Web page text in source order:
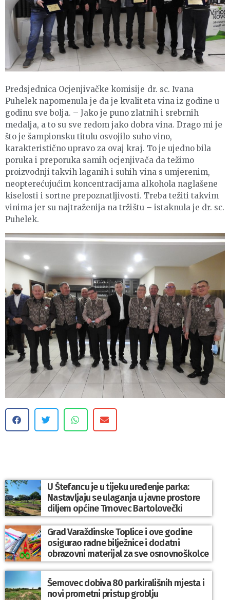
Predsjednica Ocjenjivačke komisije dr. sc. Ivana
Puhelek napomenula je da je kvaliteta vina iz godine u
godinu sve bolja. – Jako je puno zlatnih i srebrnih
medalja, a to su sve redom jako dobra vina. Drago mi je
što je šampionsku titulu osvojilo suho vino,
karakteristično upravo za ovaj kraj. To je ujedno bila
poruka i preporuka samih ocjenjivača da težimo
proizvodnji takvih laganih i suhih vina s umjerenim,
neopterećujućim koncentracijama alkohola naglašene
kiselosti i sortne prepoznatljivosti. Treba težiti takvim
vinima jer su najtraženija na tržištu – istaknula je dr. sc.
Puhelek.
U Štefancu je u tijeku uređenje parka:
Nastavljaju se ulaganja u javne prostore
diljem općine Trnovec Bartolovečki
Grad Varaždinske Toplice i ove godine
osigurao radne bilježnice i dodatni
obrazovni materijal za sve osnovnoškolce
Šemovec dobiva 80 parkirališnih mjesta i
novi prometni pristup groblju